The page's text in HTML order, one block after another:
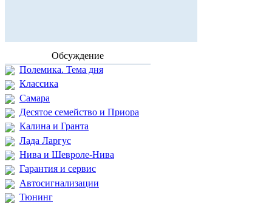
Обсуждение
Полемика. Тема дня
Классика
Самара
Десятое семейство и Приора
Калина и Гранта
Лада Ларгус
Нива и Шевроле-Нива
Гарантия и сервис
Автосигнализации
Тюнинг